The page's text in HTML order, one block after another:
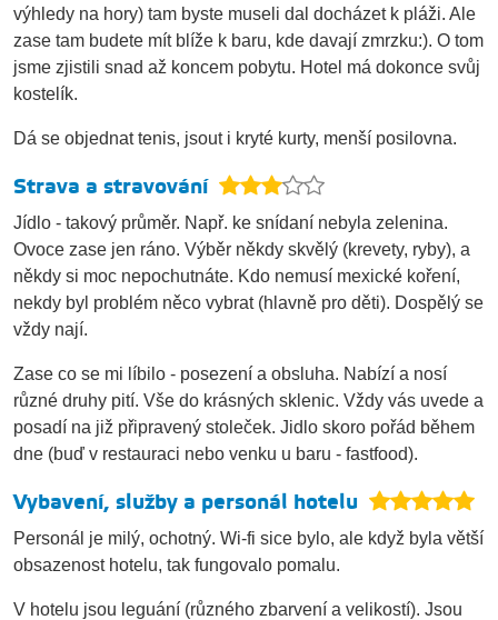
výhledy na hory) tam byste museli dal docházet k pláži. Ale
zase tam budete mít blíže k baru, kde davají zmrzku:). O tom
jsme zjistili snad až koncem pobytu. Hotel má dokonce svůj
kostelík.
Dá se objednat tenis, jsout i kryté kurty, menší posilovna.
Strava a stravování
Jídlo - takový průměr. Např. ke snídaní nebyla zelenina.
Ovoce zase jen ráno. Výběr někdy skvělý (krevety, ryby), a
někdy si moc nepochutnáte. Kdo nemusí mexické koření,
nekdy byl problém něco vybrat (hlavně pro děti). Dospělý se
vždy nají.
Zase co se mi líbilo - posezení a obsluha. Nabízí a nosí
různé druhy pití. Vše do krásných sklenic. Vždy vás uvede a
posadí na již připravený stoleček. Jidlo skoro pořád během
dne (buď v restauraci nebo venku u baru - fastfood).
Vybavení, služby a personál hotelu
Personál je milý, ochotný. Wi-fi sice bylo, ale když byla větší
obsazenost hotelu, tak fungovalo pomalu.
V hotelu jsou leguání (různého zbarvení a velikostí). Jsou